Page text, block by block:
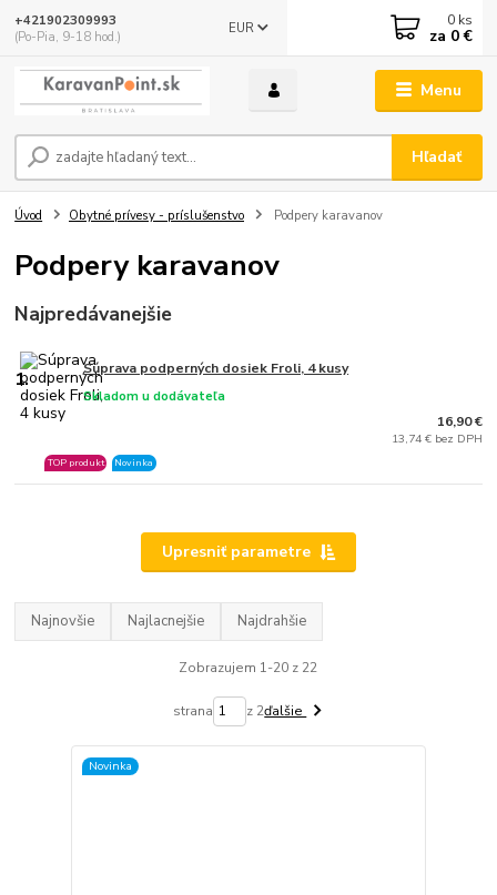
Menu
EUR
Hľadať
+421902309993
(Po-Pia, 9-18 hod.)
0 ks
za 0 €
Úvod Obytné prívesy - príslušenstvo Podpery karavanov
Podpery karavanov
Najpredávanejšie
1. Súprava podperných dosiek Froli, 4 kusy
Skladom u dodávateľa
TOP produkt Novinka
16,90 €
13,74 € bez DPH
Upresniť parametre
Najnovšie Najlacnejšie Najdrahšie
Zobrazujem 1-20 z 22
strana z 2ďalšie
Novinka